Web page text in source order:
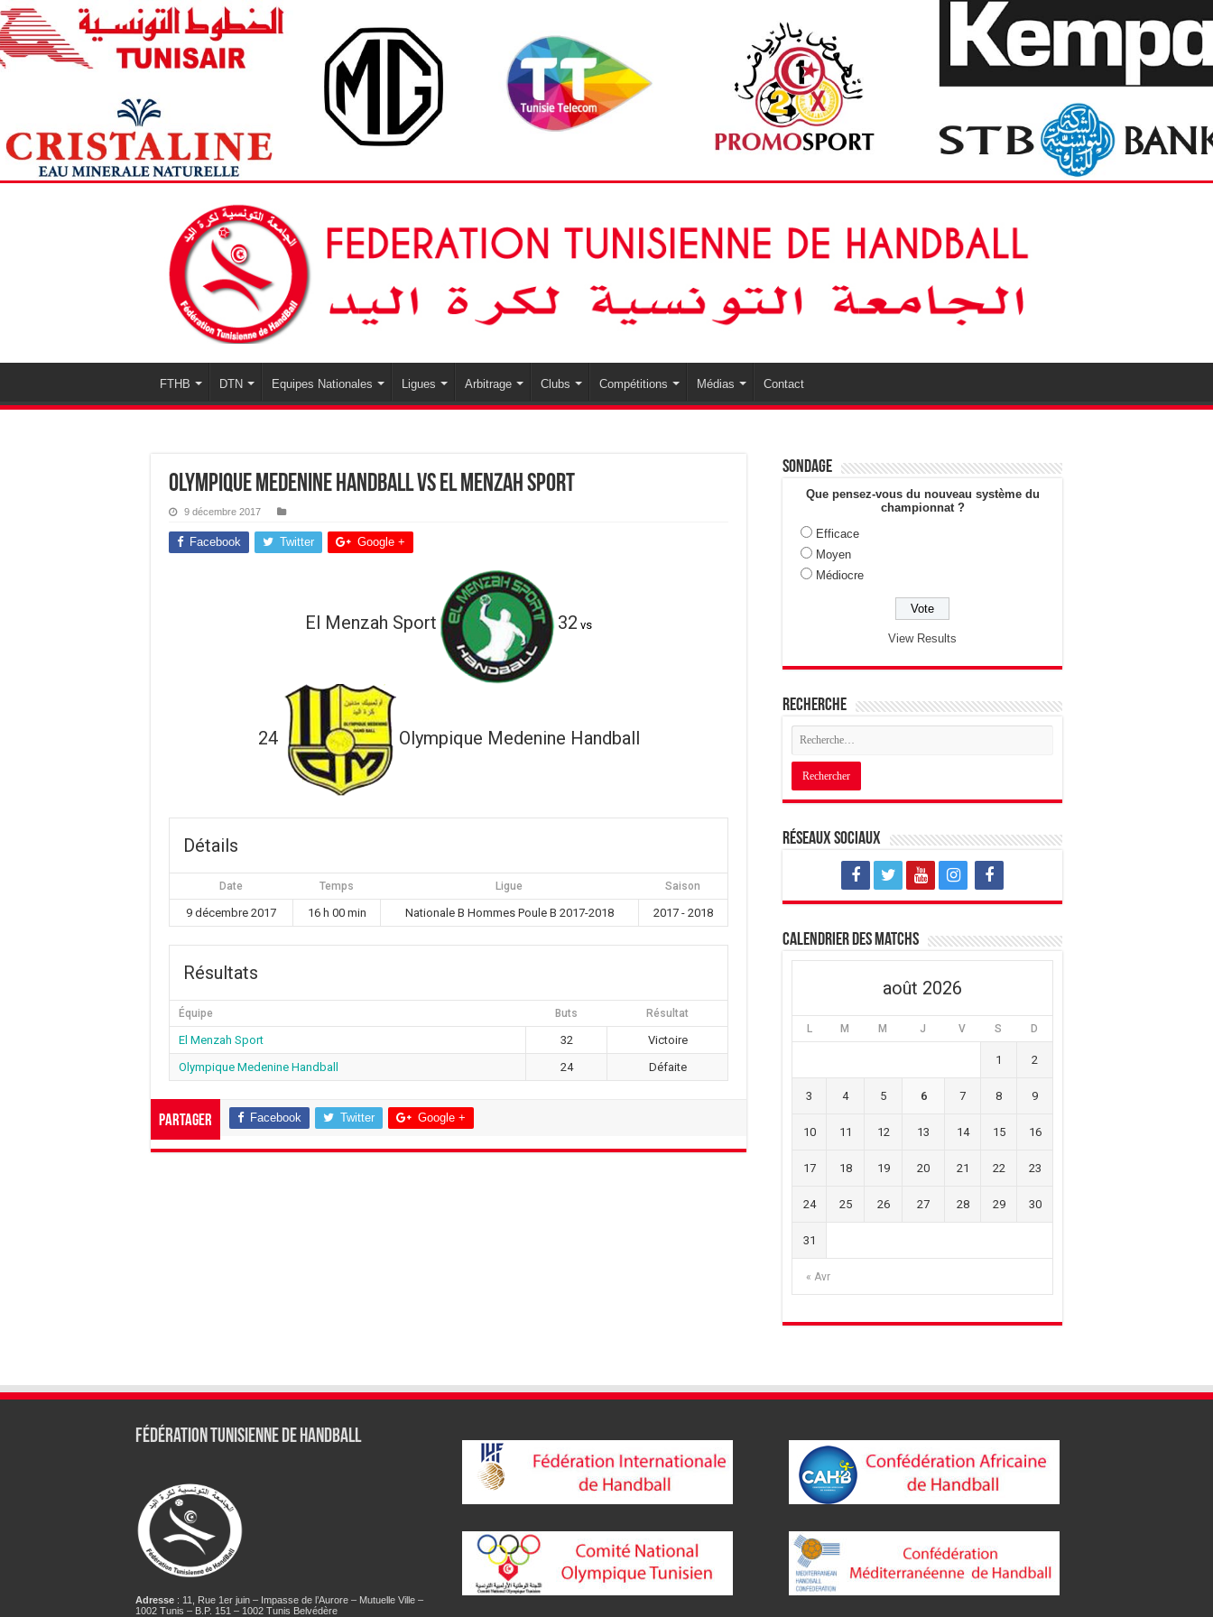
FTHB DTN Equipes Nationales Ligues Arbitrage Clubs Compétitions Médias Contact
Olympique Medenine Handball vs El Menzah Sport
9 décembre 2017
Facebook Twitter Google +
El Menzah Sport 32 vs
24 Olympique Medenine Handball
Détails
Date Temps Ligue Saison
9 décembre 2017 16 h 00 min Nationale B Hommes Poule B 2017-2018 2017 - 2018
Résultats
Équipe Buts Résultat
El Menzah Sport 32
Victoire
Olympique Medenine Handball
24 Défaite
Partager Facebook Twitter Google +
Sondage
Que pensez-vous du nouveau système du
championnat ?
Efficace
Moyen
Médiocre
View Results
Recherche
Réseaux sociaux
Calendrier des matchs
août 2026
L M M J V S D
« Avr
1 2
3 4 5 6 7 8 9
10 11 12 13 14 15 16
17 18 19 20 21 22 23
24 25 26 27 28 29 30
31
Fédération tunisienne de Handball
Adresse: 11, Rue 1er juin – Impasse de l’Aurore – Mutuelle Ville –
1002 Tunis – B.P. 151 – 1002 Tunis Belvédère